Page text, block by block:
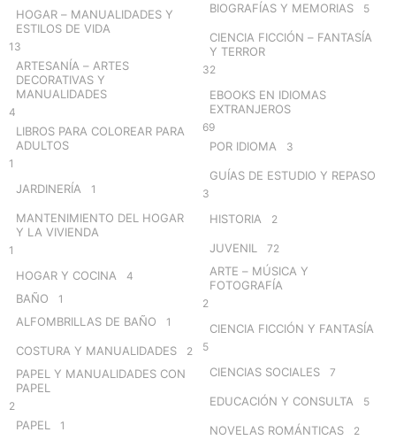
HOGAR – MANUALIDADES Y
ESTILOS DE VIDA
13
ARTESANÍA – ARTES
DECORATIVAS Y
MANUALIDADES
4
LIBROS PARA COLOREAR PARA
ADULTOS
1
JARDINERÍA 1
MANTENIMIENTO DEL HOGAR
Y LA VIVIENDA
1
HOGAR Y COCINA 4
BAÑO 1
ALFOMBRILLAS DE BAÑO 1
COSTURA Y MANUALIDADES 2
PAPEL Y MANUALIDADES CON
PAPEL
2
PAPEL 1
BIOGRAFÍAS Y MEMORIAS 5
CIENCIA FICCIÓN – FANTASÍA
Y TERROR
32
EBOOKS EN IDIOMAS
EXTRANJEROS
69
POR IDIOMA 3
GUÍAS DE ESTUDIO Y REPASO
3
HISTORIA 2
JUVENIL 72
ARTE – MÚSICA Y
FOTOGRAFÍA
2
CIENCIA FICCIÓN Y FANTASÍA
5
CIENCIAS SOCIALES 7
EDUCACIÓN Y CONSULTA 5
NOVELAS ROMÁNTICAS 2